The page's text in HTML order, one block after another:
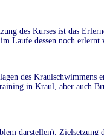
des Kurses ist das
Laufe dessen noch erlernt
des Kraulschwimmens
in Kraul, aber auch
darstellen). Zielsetzung